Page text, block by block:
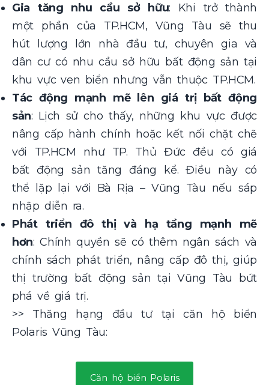
Gia tăng nhu cầu sở hữu: Khi trở thành
một phần của TP.HCM, Vũng Tàu sẽ thu
hút lượng lớn nhà đầu tư, chuyên gia và
dân cư có nhu cầu sở hữu bất động sản tại
khu vực ven biển nhưng vẫn thuộc TP.HCM.
Tác động mạnh mẽ lên giá trị bất động
sản: Lịch sử cho thấy, những khu vực được
nâng cấp hành chính hoặc kết nối chặt chẽ
với TP.HCM như TP. Thủ Đức đều có giá
bất động sản tăng đáng kể. Điều này có
thể lặp lại với Bà Rịa – Vũng Tàu nếu sáp
nhập diễn ra.
Phát triển đô thị và hạ tầng mạnh mẽ
hơn: Chính quyền sẽ có thêm ngân sách và
chính sách phát triển, nâng cấp đô thị, giúp
thị trường bất động sản tại Vũng Tàu bứt
phá về giá trị.
>> Thăng hạng đầu tư tại căn hộ biển
Polaris Vũng Tàu:
Căn hộ biển Polaris